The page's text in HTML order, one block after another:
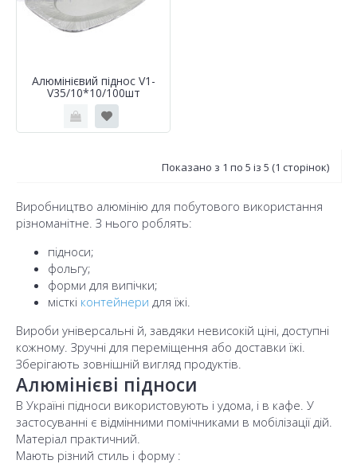
Алюмінієвий піднос V1-
V35/10*10/100шт
Показано з 1 по 5 із 5 (1 сторінок)
Виробництво алюмінію для побутового використання
різноманітне. З нього роблять:
підноси;
фольгу;
форми для випічки;
місткі контейнери для їжі.
Вироби універсальні й, завдяки невисокій ціні, доступні
кожному. Зручні для переміщення або доставки їжі.
Зберігають зовнішній вигляд продуктів.
Алюмінієві підноси
В Україні підноси використовують і удома, і в кафе. У
застосуванні є відмінними помічниками в мобілізації дій.
Матеріал практичний.
Мають різний стиль і форму :